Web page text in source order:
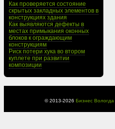
Как проверяется состояние
скрытых закладных элементов в
конструкциях здания
Как выявляются дефекты в
местах примыкания оконных
блоков к ограждающим
конструкциям
Риск потери хука во втором
куплете при развитии
композиции
© 2013-2026 Бизнес Вологда